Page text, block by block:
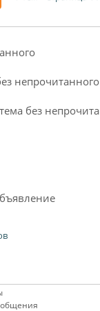
непрочитанного
без